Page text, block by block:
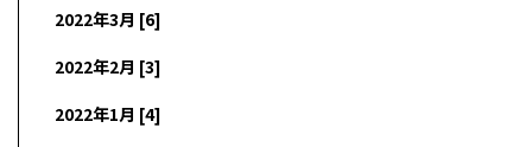
2022年3月 [6]
2022年2月 [3]
2022年1月 [4]